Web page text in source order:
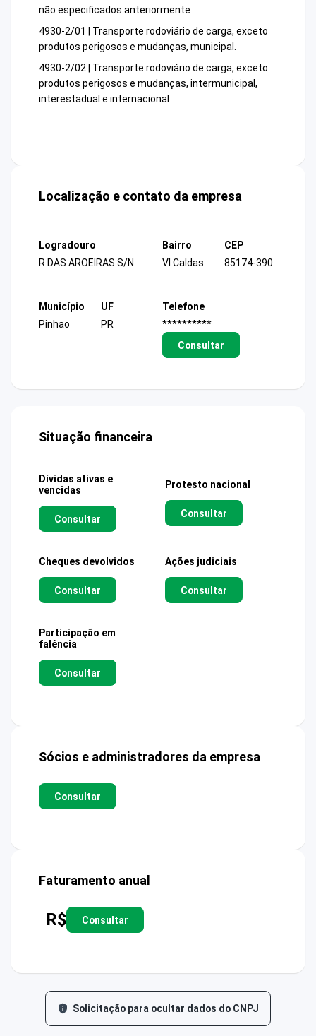
não especificados anteriormente
4930-2/01 | Transporte rodoviário de carga, exceto
produtos perigosos e mudanças, municipal.
4930-2/02 | Transporte rodoviário de carga, exceto
produtos perigosos e mudanças, intermunicipal,
interestadual e internacional
Localização e contato da empresa
Logradouro
R DAS AROEIRAS S/N
Bairro
Vl Caldas
CEP
85174-390
Município
Pinhao
UF
PR
Telefone
**********
Consultar
Situação financeira
Dívidas ativas e
vencidas
Consultar
Protesto nacional
Consultar
Cheques devolvidos
Consultar
Ações judiciais
Consultar
Participação em
falência
Consultar
Sócios e administradores da empresa
Consultar
Faturamento anual
R$ Consultar
Solicitação para ocultar dados do CNPJ